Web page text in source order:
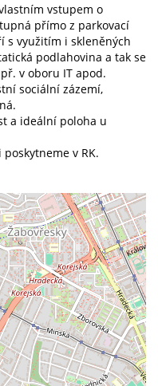
vstupem o
přímo z parkovací
s využitím i skleněných
podlahovina a tak se
v oboru IT apod.
sociální zázemí,
a ideální poloha u
v RK.